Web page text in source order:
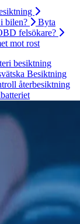
bilen?
Byta
felsökare?
mot rost
besiktning
Besiktning
återbesiktning